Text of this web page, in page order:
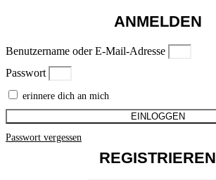
ANMELDEN
Benutzername oder E-Mail-Adresse
Passwort
erinnere dich an mich
EINLOGGEN
Passwort vergessen
REGISTRIEREN